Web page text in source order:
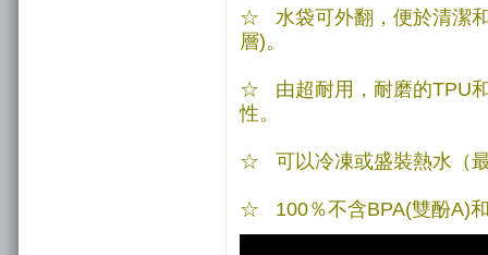
☆ 水袋可外翻，便於清潔
層)。
☆ 由超耐用，耐磨的TPU
性。
☆ 可以冷凍或盛裝熱水（最
☆ 100％不含BPA(雙酚A)